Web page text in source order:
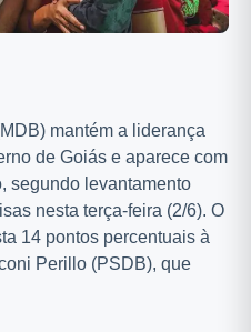
mantém a liderança
de Goiás e aparece com
segundo levantamento
nesta terça-feira (2/6). O
14 pontos percentuais à
Perillo (PSDB), que